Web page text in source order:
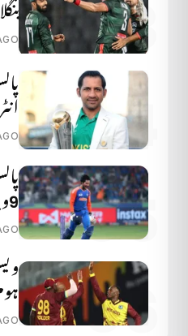
9ویں مرتبہ انڈیا کے نام